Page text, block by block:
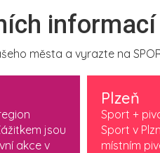
informací
města a vyrazte na
jsou
akce v
Plzeň
Sport +
Sport v
místním